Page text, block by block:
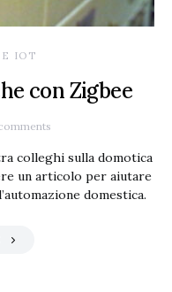
E IOT
con Zigbee
colleghi sulla domotica
un articolo per aiutare
domestica.